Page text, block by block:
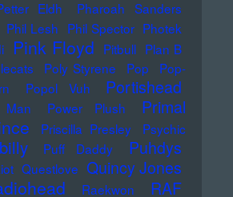
Eldh Pharoah Sanders
Phil Lesh Phil Spector Photek
Pink Floyd Pitbull Plan B
Poly Styrene Pop
Pop-
Popol Vuh Portishead
Power Plush
Primal
Priscilla Presley
Psychic
Puff Daddy
Puhdys
Questlove Quincy Jones
Raekwon RAF